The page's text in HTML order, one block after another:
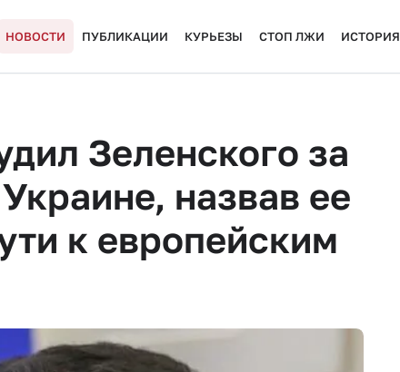
НОВОСТИ ПУБЛИКАЦИИ КУРЬЕЗЫ СТОП ЛЖИ ИСТОРИЯ
Зеленского за
назвав ее
к европейским